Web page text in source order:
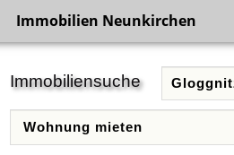
Immobilien Neunkirchen
Immobiliensuche